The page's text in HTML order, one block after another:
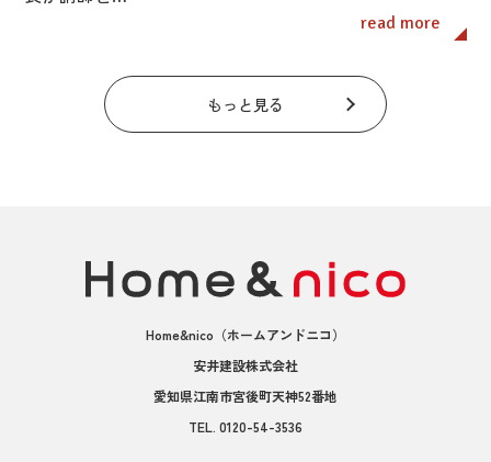
read more
もっと見る
Home&nico （ホームアンドニコ）
安井建設株式会社
愛知県江南市宮後町天神52番地
TEL. 0120-54-3536